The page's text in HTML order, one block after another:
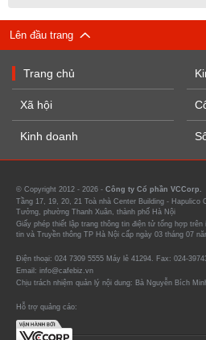
Lên đầu trang
Trang chủ
Xã hội
Kinh doanh
© Copyright 2012 - 2026 - Công ty Cổ phần VCCorp.
Tầng 17, 19, 20, 21 Toà nhà Center Building - Hapulico
Tưởng, phường Thanh Xuân, thành phố Hà Nội
Giấy phép thiết lập trang thông tin điện tử tổng hợp
tin và Truyền thông TP Hà Nội cấp ngày 03 tháng 07
Điện thoại: 024 7309 5555 Máy lẻ 41294. Fax: 024-
Email: info@cafebiz.vn
Chịu trách nhiệm quản lý nội dung: Bà Nguyễn Bích
Hỗ trợ quảng cáo: